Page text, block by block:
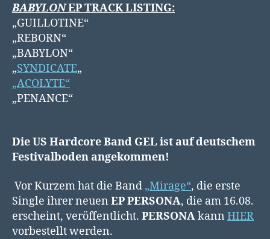
BABYLONEP TRACK LISTING:
„GUILLOTINE“
„REBORN“
„BABYLON“
„SYNDICATE„
„ACOLYTE“
„PENANCE“
Die US Hardcore Band GEL ist auf deutschem
Festivalboden angekommen!
Vor Kurzem hat die Band „Mirage“, die erste
Single ihrer neuen EP PERSONA, die am 16.08.
erscheint, veröffentlicht. PERSONAkann HIER
vorbestellt werden.